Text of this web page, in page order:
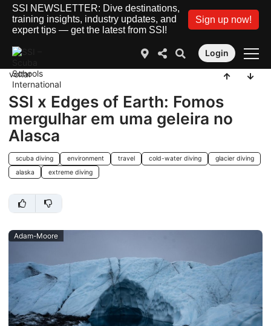
SSI NEWSLETTER: Dive destinations,
training insights, industry updates, and
expert tips — get the latest from SSI!
Sign up now!
Login
voltar
SSI x Edges of Earth: Fomos
mergulhar em uma geleira no
Alasca
scuba diving environment travel cold-water diving
glacier diving
alaska
extreme diving
Adam-Moore